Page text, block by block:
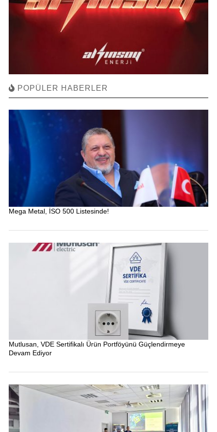
POPÜLER HABERLER
Mega Metal, İSO 500 Listesinde!
Mutlusan, VDE Sertifikalı Ürün Portföyünü Güçlendirmeye
Devam Ediyor